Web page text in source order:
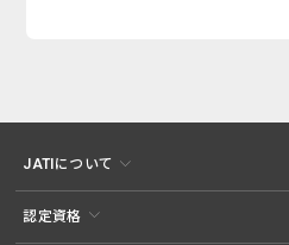
JATIについて
認定資格